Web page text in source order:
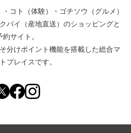
・ コト（体験） ・ ゴチソウ（グルメ）
バイ（産地直送） のショッピングと
約サイト。
分けポイント機能を搭載した総合マ
プレイスです。